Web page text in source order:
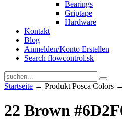
Bearings
Griptape
Hardware
Kontakt
Blog
Anmelden/Konto Erstellen
Search flowcontrol.sk
Startseite → Produkt Posca Colors
22 Brown